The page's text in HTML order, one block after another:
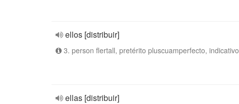
ellos [distribuir]
3. person flertall, pretérito pluscuamperfecto, indicativo
ellas [distribuir]